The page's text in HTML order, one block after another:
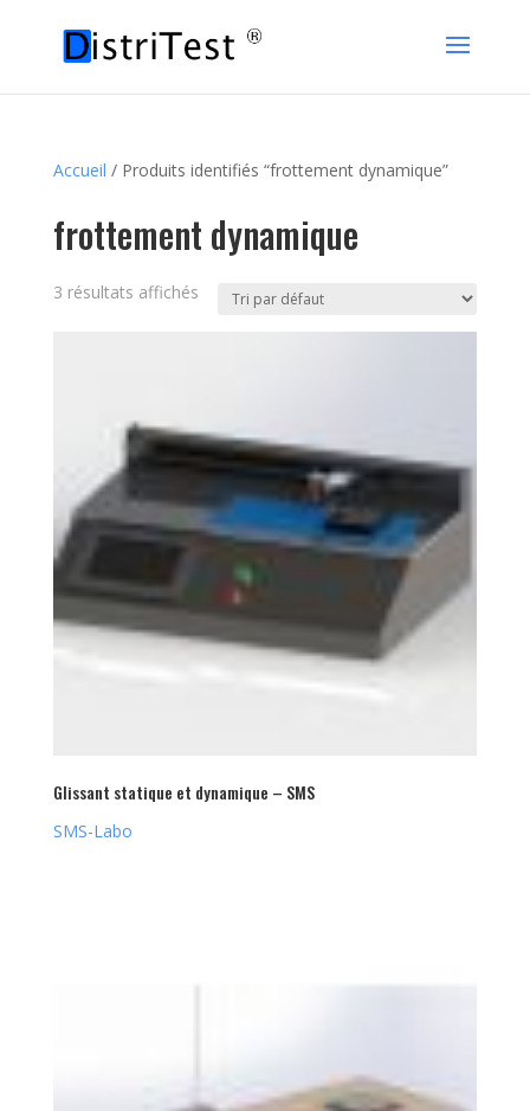
Accueil / Produits identifiés “frottement dynamique”
frottement dynamique
3 résultats affichés
Glissant statique et dynamique – SMS
SMS-Labo